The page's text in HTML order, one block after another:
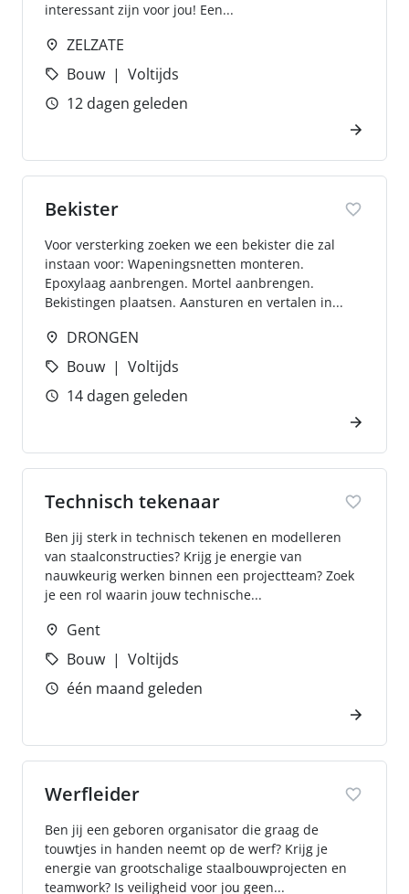
interessant zijn voor jou! Een...
ZELZATE
Bouw
Voltijds
12 dagen geleden
Bekister
Voor versterking zoeken we een bekister die zal
instaan voor: Wapeningsnetten monteren.
Epoxylaag aanbrengen. Mortel aanbrengen.
Bekistingen plaatsen. Aansturen en vertalen in...
DRONGEN
Bouw
Voltijds
14 dagen geleden
Technisch tekenaar
Ben jij sterk in technisch tekenen en modelleren
van staalconstructies? Krijg je energie van
nauwkeurig werken binnen een projectteam? Zoek
je een rol waarin jouw technische...
Gent
Bouw
Voltijds
één maand geleden
Werfleider
Ben jij een geboren organisator die graag de
touwtjes in handen neemt op de werf? Krijg je
energie van grootschalige staalbouwprojecten en
teamwork? Is veiligheid voor jou geen...